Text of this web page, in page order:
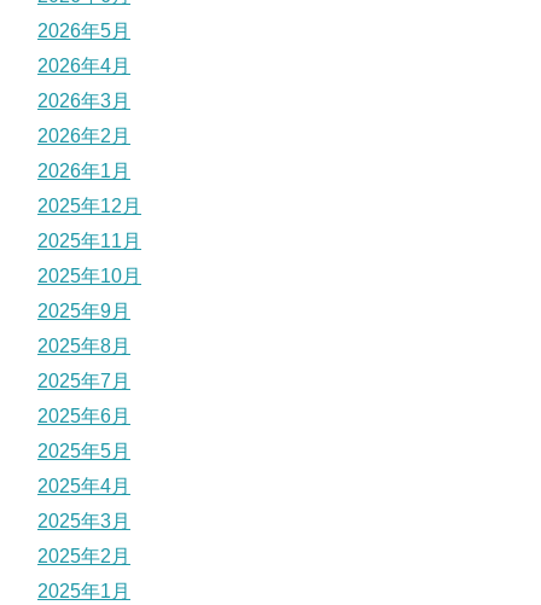
2026年5月
2026年4月
2026年3月
2026年2月
2026年1月
2025年12月
2025年11月
2025年10月
2025年9月
2025年8月
2025年7月
2025年6月
2025年5月
2025年4月
2025年3月
2025年2月
2025年1月